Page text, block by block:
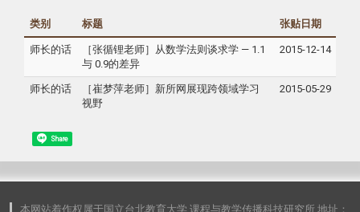
类别 标题 张贴日期
师长的话
［张循锂老师］从数学法则谈求学 — 1.1
与 0.9的差异
2015-12-14
师长的话
［崔梦萍老师］新所网展现跨领域学习
视野
2015-05-29
Share
本网站着作权属于国立台北教育大学 课程与教学传播科技研究所 地址：